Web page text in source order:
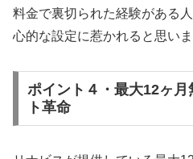
料金で裏切られた経験がある
心的な設定に惹かれると思いま
ポイント４・最大12ヶ
ト革命